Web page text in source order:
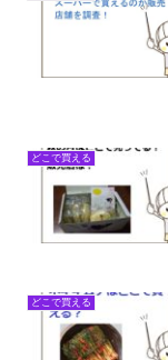
どこで買える
どこで買える